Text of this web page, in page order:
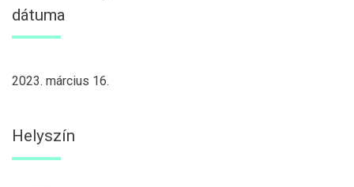
dátuma
2023. március 16.
Helyszín